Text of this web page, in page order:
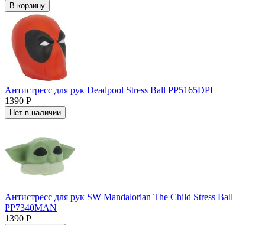
В корзину
Антистресс для рук Deadpool Stress Ball PP5165DPL
1390 Р
Нет в наличии
Антистресс для рук SW Mandalorian The Child Stress Ball
PP7340MAN
1390 Р